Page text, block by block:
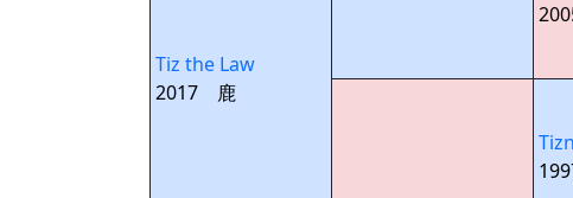
Tiz the Law
2017 鹿